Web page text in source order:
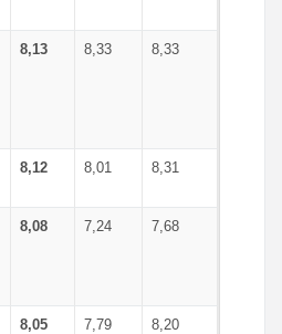
8,13 8,33 8,33
8,12 8,01 8,31
8,08 7,24 7,68
8,05 7,79 8,20